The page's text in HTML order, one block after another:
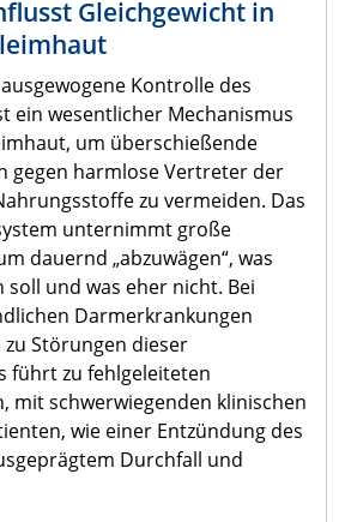
Gleichgewicht in
Kontrolle des
ein wesentlicher Mechanismus
um überschießende
gegen harmlose Vertreter der
zu vermeiden. Das
unternimmt große
dauernd „abzuwägen“, was
und was eher nicht. Bei
Darmerkrankungen
Störungen dieser
führt zu fehlgeleiteten
mit schwerwiegenden klinischen
wie einer Entzündung des
Durchfall und